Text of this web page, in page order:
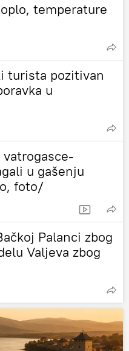
temperature
turista pozitivan
u
u gašenju
foto/
Palanci zbog
Valjeva zbog